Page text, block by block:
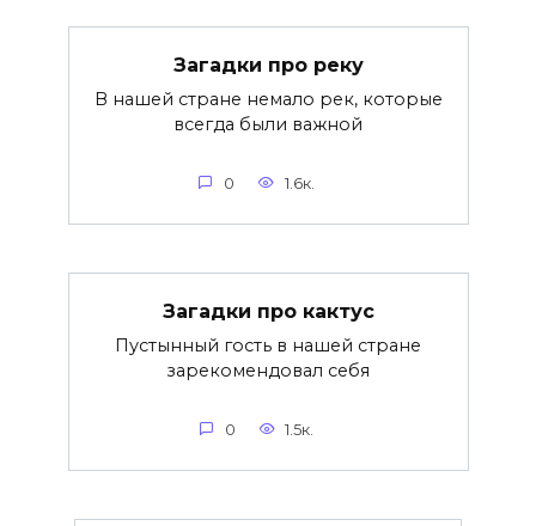
Загадки про реку
В нашей стране немало рек, которые
всегда были важной
0 1.6к.
Загадки про кактус
Пустынный гость в нашей стране
зарекомендовал себя
0 1.5к.